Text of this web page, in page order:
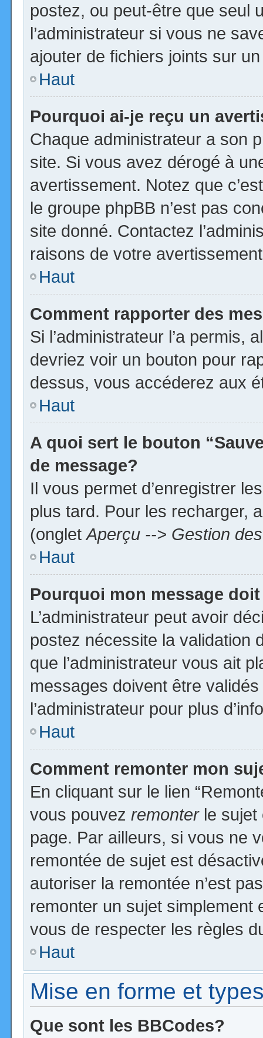
postez, ou peut-être que seul
l’administrateur si vous ne
ajouter de fichiers joints sur
Haut
Pourquoi ai-je reçu un
Chaque administrateur a son
site. Si vous avez dérogé à
avertissement. Notez que
le groupe phpBB n’est pas
site donné. Contactez
raisons de votre
Haut
Comment rapporter des
Si l’administrateur l’a permis,
devriez voir un bouton pour
dessus, vous accéderez aux
Haut
A quoi sert le bouton
de message?
Il vous permet d’enregistrer
plus tard. Pour les recharger,
(ongletAperçu --> Gestion
Haut
Pourquoi mon message
L’administrateur peut avoir
postez nécessite la validation
que l’administrateur vous ait
messages doivent être
l’administrateur pour plus
Haut
Comment remonter mon
En cliquant sur le lien
vous pouvez remonterle sujet
page. Par ailleurs, si vous ne
remontée de sujet est
autoriser la remontée n’est
remonter un sujet
vous de respecter les règles
Haut
Mise en forme et
Que sont les BBCodes?